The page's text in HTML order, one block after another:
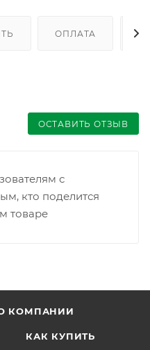
ОПЛАТА
ОСТАВИТЬ ОТЗЫВ
с
кто поделится
товаре
КОМПАНИИ
КАК КУПИТЬ